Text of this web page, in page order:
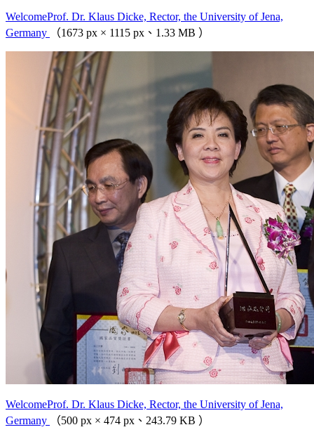
WelcomeProf. Dr. Klaus Dicke, Rector, the University of Jena,
Germany
（1673 px × 1115 px、1.33 MB ）
WelcomeProf. Dr. Klaus Dicke, Rector, the University of Jena,
Germany
（500 px × 474 px、243.79 KB ）